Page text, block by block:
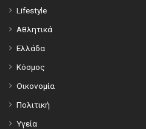
Lifestyle
Αθλητικά
Ελλάδα
Κόσμος
Οικονομία
Πολιτική
Υγεία